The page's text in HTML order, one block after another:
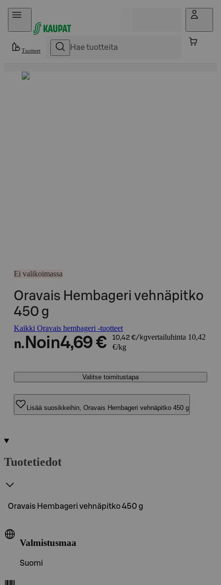
Hyppää sisältöön
Tuotteet
Ei valikoimassa
Oravais Hembageri vehnäpitko
450 g
Kaikki Oravais hembageri -tuotteet
n. Noin4,69 € 10,42 €/kgvertailuhinta 10,42
€/kg
Valitse toimitustapa
Lisää suosikkeihin, Oravais Hembageri vehnäpitko 450 g
Tuotetiedot
Oravais Hembageri vehnäpitko 450 g
Valmistusmaa
Suomi